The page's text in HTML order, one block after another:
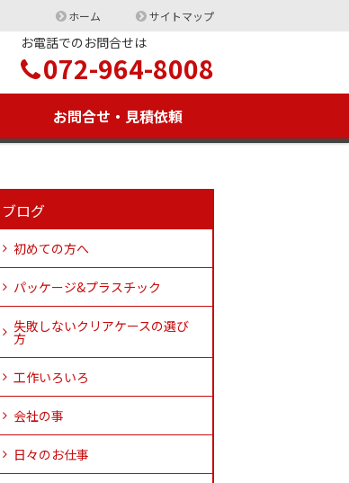
ホーム サイトマップ
お電話でのお問合せは
072-964-8008
お問合せ・見積依頼
ブログ
初めての方へ
パッケージ&プラスチック
失敗しないクリアケースの選び
方
工作いろいろ
会社の事
日々のお仕事